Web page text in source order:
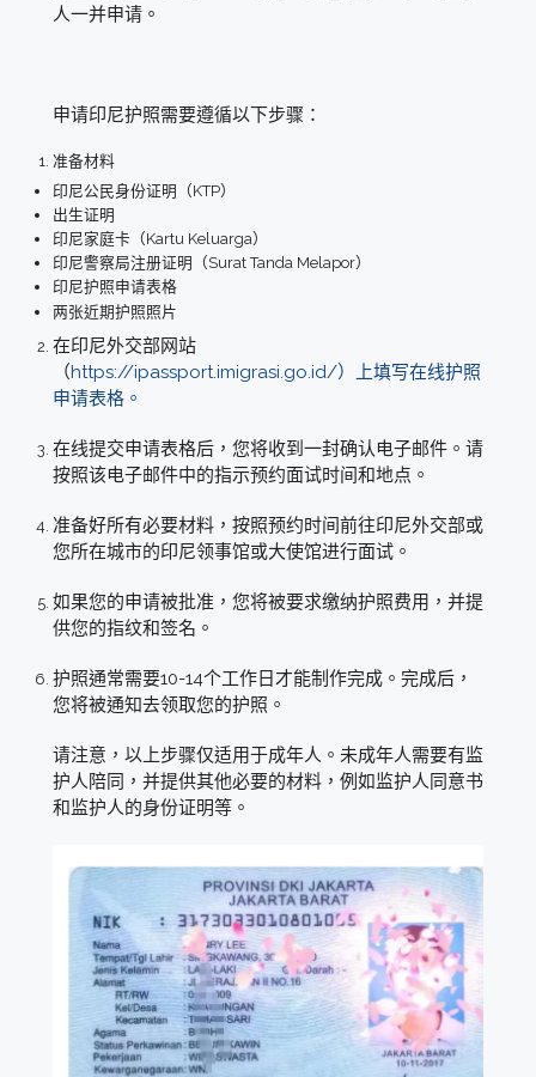
人一并申请。
申请印尼护照需要遵循以下步骤：
准备材料
印尼公民身份证明（KTP）
出生证明
印尼家庭卡（Kartu Keluarga）
印尼警察局注册证明（Surat Tanda Melapor）
印尼护照申请表格
两张近期护照照片
在印尼外交部网站
（https://ipassport.imigrasi.go.id/）上填写在线护照
申请表格。
在线提交申请表格后，您将收到一封确认电子邮件。请
按照该电子邮件中的指示预约面试时间和地点。
准备好所有必要材料，按照预约时间前往印尼外交部或
您所在城市的印尼领事馆或大使馆进行面试。
如果您的申请被批准，您将被要求缴纳护照费用，并提
供您的指纹和签名。
护照通常需要10-14个工作日才能制作完成。完成后，
您将被通知去领取您的护照。
请注意，以上步骤仅适用于成年人。未成年人需要有监
护人陪同，并提供其他必要的材料，例如监护人同意书
和监护人的身份证明等。